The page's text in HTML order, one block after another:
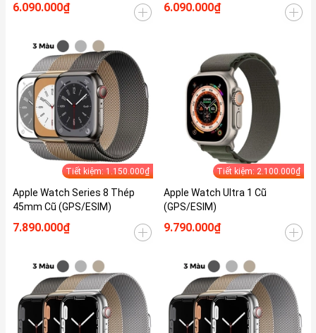
6.090.000₫ 6.090.000₫
Tiết kiệm: 1.150.000₫
Apple Watch Series 8 Thép
45mm Cũ (GPS/ESIM)
7.890.000₫
Tiết kiệm: 2.100.000₫
Apple Watch Ultra 1 Cũ
(GPS/ESIM)
9.790.000₫